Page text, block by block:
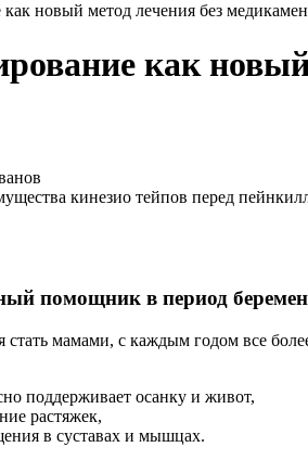
новый метод лечения без
как
кинезио тейпов перед
помощник в период
мамами, с каждым годом все
поддерживает осанку и живот,
растяжек,
в суставах и мышцах.